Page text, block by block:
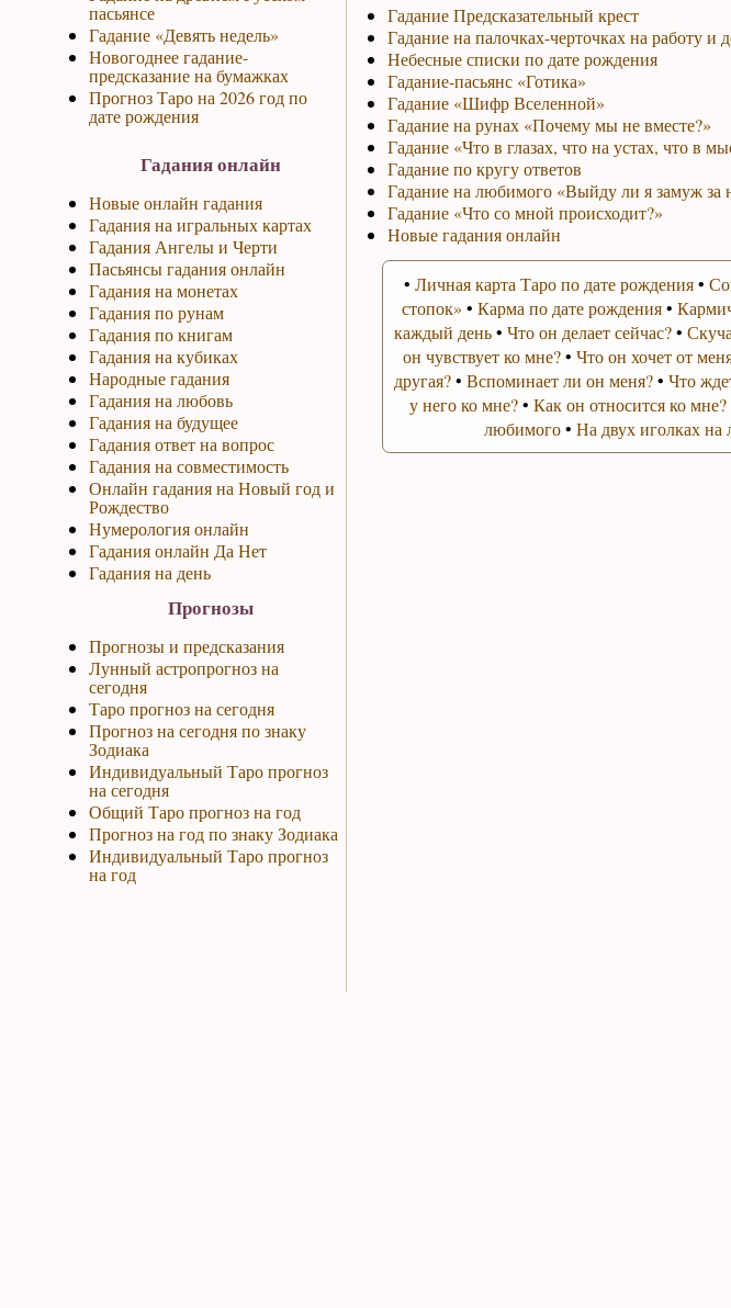
пасьянсе
Гадание «Девять недель»
Новогоднее гадание-
предсказание на бумажках
Прогноз Таро на 2026 год по
дате рождения
Гадания онлайн
Новые онлайн гадания
Гадания на игральных картах
Гадания Ангелы и Черти
Пасьянсы гадания онлайн
Гадания на монетах
Гадания по рунам
Гадания по книгам
Гадания на кубиках
Народные гадания
Гадания на любовь
Гадания на будущее
Гадания ответ на вопрос
Гадания на совместимость
Онлайн гадания на Новый год и
Рождество
Нумерология онлайн
Гадания онлайн Да Нет
Гадания на день
Прогнозы
Прогнозы и предсказания
Лунный астропрогноз на
сегодня
Таро прогноз на сегодня
Прогноз на сегодня по знаку
Зодиака
Индивидуальный Таро прогноз
на сегодня
Общий Таро прогноз на год
Прогноз на год по знаку Зодиака
Индивидуальный Таро прогноз
на год
Гадание Предсказательный крест
Гадание на палочках-черточках на работу и
Небесные списки по дате рождения
Гадание-пасьянс «Готика»
Гадание «Шифр Вселенной»
Гадание на рунах «Почему мы не вместе?»
Гадание «Что в глазах, что на устах, что в
Гадание по кругу ответов
Гадание на любимого «Выйду ли я замуж за
Гадание «Что со мной происходит?»
Новые гадания онлайн
• Личная карта Таро по дате рождения•
стопок» • Карма по дате рождения•
каждый день• Что он делает сейчас?•
он чувствует ко мне?• Что он хочет от
другая?• Вспоминает ли он меня?• Что
у него ко мне?• Как он относится ко мне?
любимого• На двух иголках на